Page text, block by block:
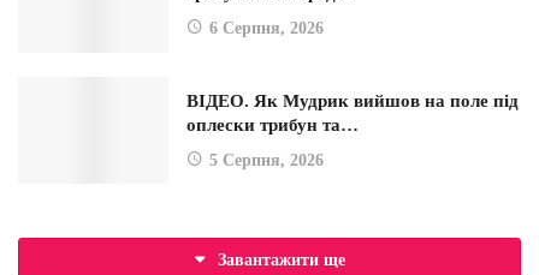
6 Серпня, 2026
ВІДЕО. Як Мудрик вийшов на поле під
оплески трибун та…
5 Серпня, 2026
Завантажити ще